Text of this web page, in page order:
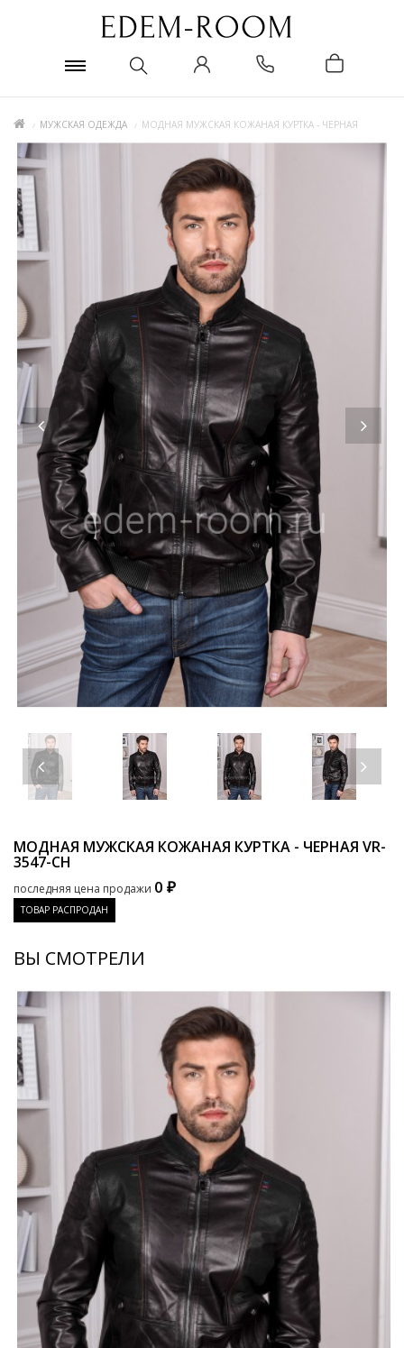
МУЖСКАЯ ОДЕЖДА МОДНАЯ МУЖСКАЯ КОЖАНАЯ КУРТКА - ЧЕРНАЯ
МОДНАЯ МУЖСКАЯ КОЖАНАЯ КУРТКА - ЧЕРНАЯ VR-
3547-CH
последняя цена продажи 0 ₽
ТОВАР РАСПРОДАН
ВЫ СМОТРЕЛИ